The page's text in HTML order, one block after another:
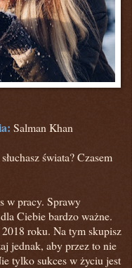
Salman Khan
świata? Czasem
w pracy. Sprawy
Ciebie bardzo ważne.
roku. Na tym skupisz
jednak, aby przez to nie
tylko sukces w życiu jest